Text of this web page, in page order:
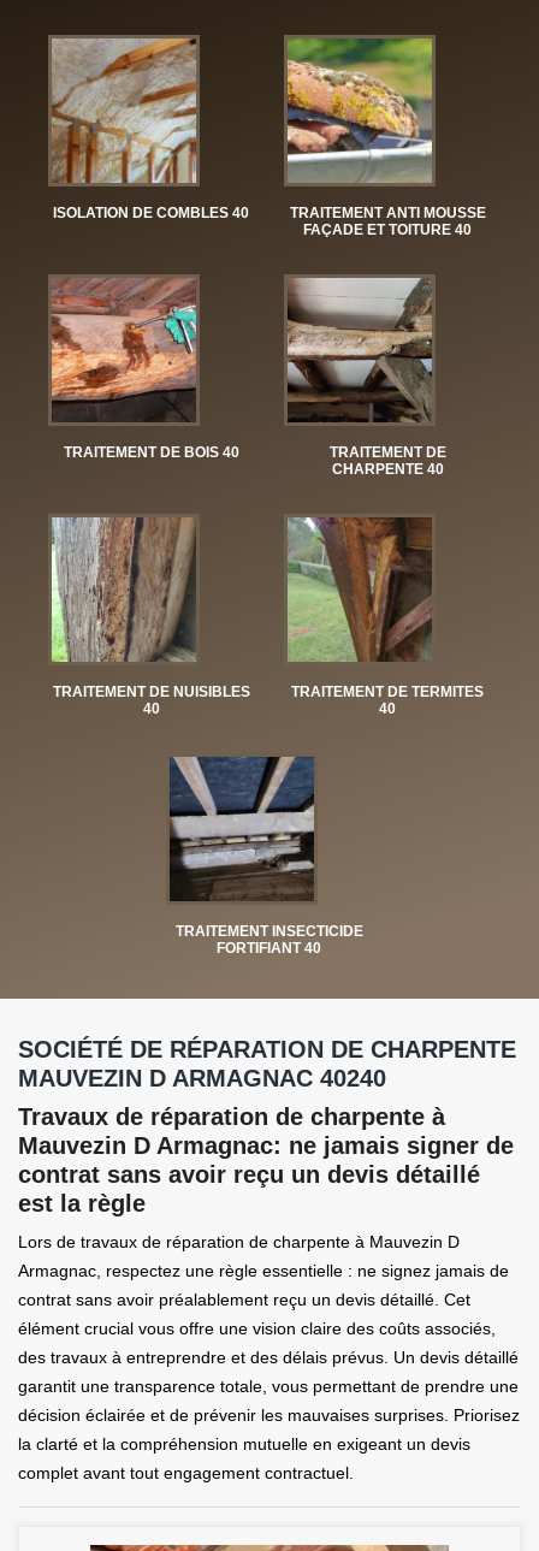
ISOLATION DE COMBLES 40
TRAITEMENT ANTI MOUSSE
FAÇADE ET TOITURE 40
TRAITEMENT DE BOIS 40
TRAITEMENT DE
CHARPENTE 40
TRAITEMENT DE NUISIBLES
40
TRAITEMENT DE TERMITES
40
TRAITEMENT INSECTICIDE
FORTIFIANT 40
SOCIÉTÉ DE RÉPARATION DE CHARPENTE
MAUVEZIN D ARMAGNAC 40240
Travaux de réparation de charpente à
Mauvezin D Armagnac: ne jamais signer de
contrat sans avoir reçu un devis détaillé
est la règle
Lors de travaux de réparation de charpente à Mauvezin D
Armagnac, respectez une règle essentielle : ne signez jamais de
contrat sans avoir préalablement reçu un devis détaillé. Cet
élément crucial vous offre une vision claire des coûts associés,
des travaux à entreprendre et des délais prévus. Un devis détaillé
garantit une transparence totale, vous permettant de prendre une
décision éclairée et de prévenir les mauvaises surprises. Priorisez
la clarté et la compréhension mutuelle en exigeant un devis
complet avant tout engagement contractuel.